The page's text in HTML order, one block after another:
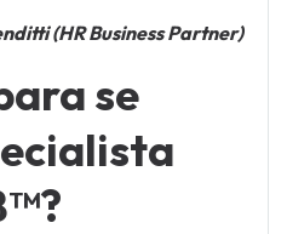
(HR Business Partner)
se